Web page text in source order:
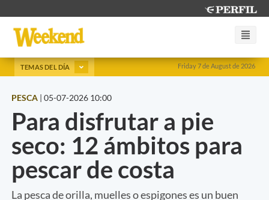
Friday 7 de August de 2026
TEMAS DEL DÍA
PESCA | 05-07-2026 10:00
Para disfrutar a pie
seco: 12 ámbitos para
pescar de costa
La pesca de orilla, muelles o espigones es un buen